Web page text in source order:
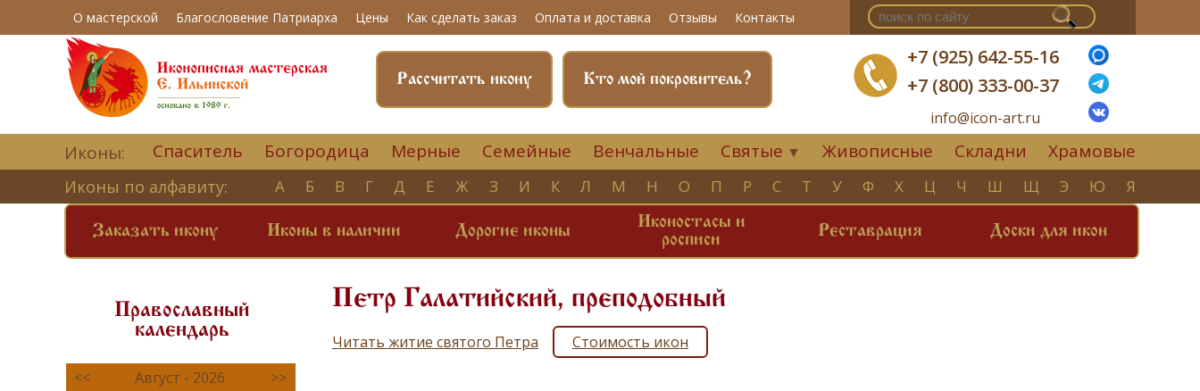
О мастерской Благословение Патриарха Цены Как сделать заказ Оплата и доставка Отзывы Контакты
+7 (925) 642-55-16
+7 (800) 333-00-37
info@icon-art.ru
Кто мой покровитель?
Рассчитать икону
Иконы: Спаситель Богородица Мерные Семейные Венчальные Святые ▼ Живописные Складни Храмовые
Иконы по алфавиту: А Б В Г Д Е Ж З И К Л М Н О П Р С Т У Ф Х Ц Ч Ш Щ Э Ю Я
Заказать икону Иконы в наличии Дорогие иконы
Иконостасы и
росписи
Реставрация Доски для икон
Православный
календарь
<< Август - 2026
>>
Петр Галатийский, преподобный
Читать житие святого Петра Стоимость икон